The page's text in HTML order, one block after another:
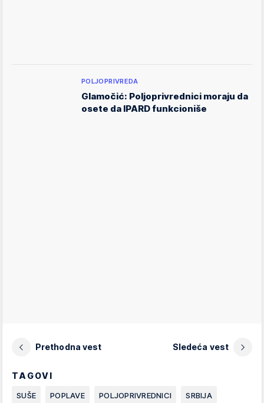
POLJOPRIVREDA
Glamočić: Poljoprivrednici moraju da
osete da IPARD funkcioniše
Prethodna vest Sledeća vest
TAGOVI
SUŠE POPLAVE POLJOPRIVREDNICI SRBIJA